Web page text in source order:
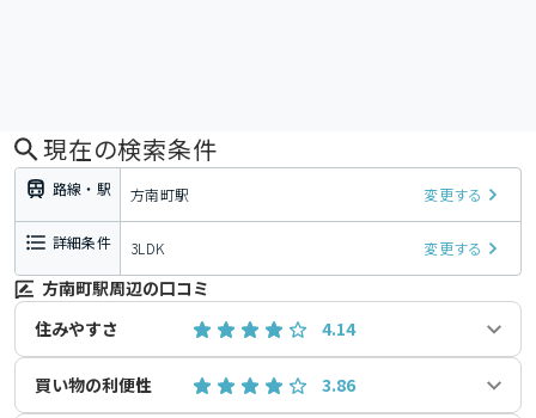
現在の検索条件
路線・駅 方南町駅 変更する
詳細条件 3LDK 変更する
方南町駅周辺の口コミ
住みやすさ
4.14
買い物の利便性 3.86